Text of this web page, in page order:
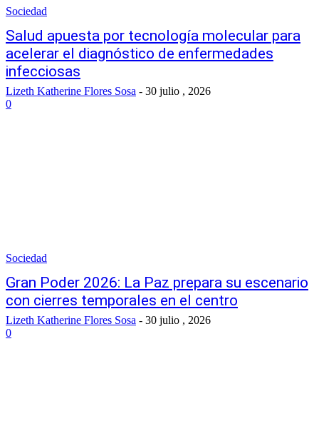
Sociedad
Salud apuesta por tecnología molecular para
acelerar el diagnóstico de enfermedades
infecciosas
Lizeth Katherine Flores Sosa - 30 julio , 2026
0
Sociedad
Gran Poder 2026: La Paz prepara su escenario
con cierres temporales en el centro
Lizeth Katherine Flores Sosa - 30 julio , 2026
0